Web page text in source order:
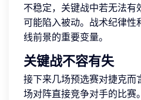
不稳定，关键战中若无法有
可能陷入被动。战术纪律性
线前景的重要变量。
关键战不容有失
接下来几场预选赛对捷克而
场对阵直接竞争对手的比赛